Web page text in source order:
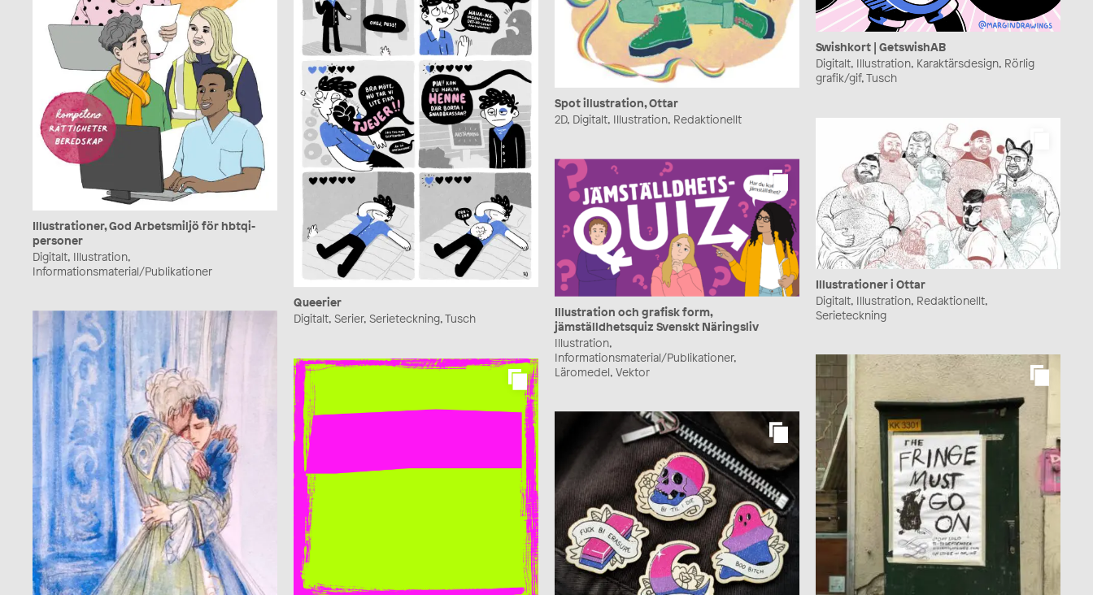
Swishkort | GetswishAB
Digitalt, Illustration, Karaktärsdesign, Rörlig
grafik/gif, Tusch
Spot illustration, Ottar
2D, Digitalt, Illustration, Redaktionellt
Illustrationer, God Arbetsmiljö för hbtqi-
personer
Digitalt, Illustration,
Informationsmaterial/Publikationer
Queerier
Digitalt, Serier, Serieteckning, Tusch
Illustrationer i Ottar
Digitalt, Illustration, Redaktionellt,
Serieteckning
Illustration och grafisk form,
jämställdhetsquiz Svenskt Näringsliv
Illustration,
Informationsmaterial/Publikationer,
Läromedel, Vektor